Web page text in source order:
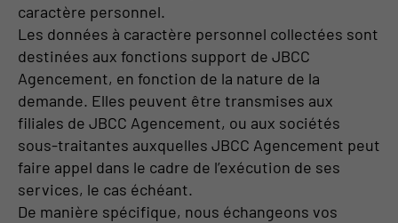
caractère personnel.
Les données à caractère personnel collectées sont
destinées aux fonctions support de JBCC
Agencement, en fonction de la nature de la
demande. Elles peuvent être transmises aux
filiales de JBCC Agencement, ou aux sociétés
sous-traitantes auxquelles JBCC Agencement peut
faire appel dans le cadre de l’exécution de ses
services, le cas échéant.
De manière spécifique, nous échangeons vos